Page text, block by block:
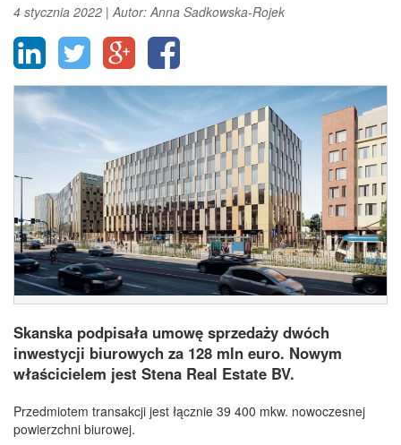
4 stycznia 2022 |Autor:Anna Sadkowska-Rojek
Skanska podpisała umowę sprzedaży dwóch
inwestycji biurowych za 128 mln euro. Nowym
właścicielem jest Stena Real Estate BV.
Przedmiotem transakcji jest łącznie 39 400 mkw. nowoczesnej
powierzchni biurowej.